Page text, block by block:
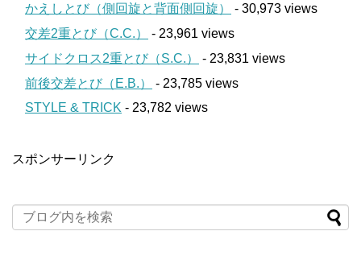
かえしとび（側回旋と背面側回旋）
- 30,973 views
交差2重とび（C.C.）
- 23,961 views
サイドクロス2重とび（S.C.）
- 23,831 views
前後交差とび（E.B.）
- 23,785 views
STYLE & TRICK - 23,782 views
スポンサーリンク